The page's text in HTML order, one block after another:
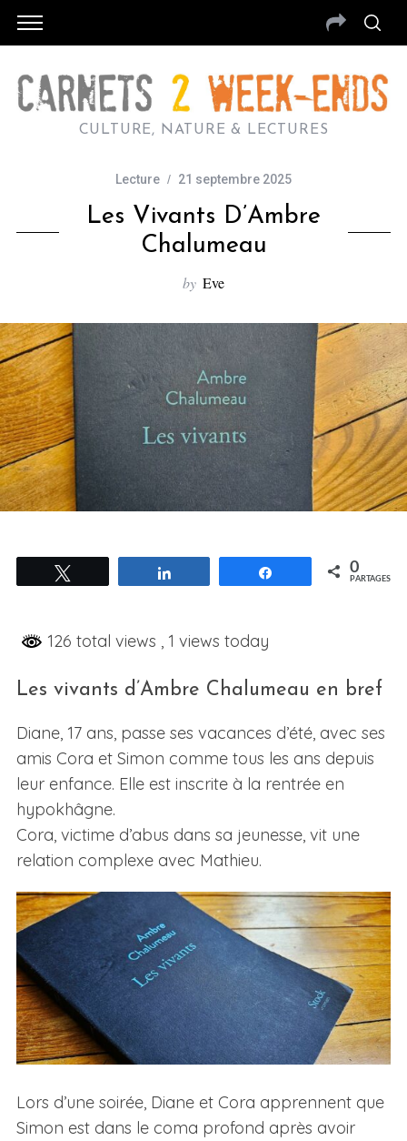
CULTURE, NATURE & LECTURES
Lecture 21 septembre 2025
Les Vivants D’Ambre
Chalumeau
by Eve
Partagez 0
PARTAGES
126 total views , 1 views today
Les vivants d’Ambre Chalumeau en bref
Diane, 17 ans, passe ses vacances d’été, avec ses
amis Cora et Simon comme tous les ans depuis
leur enfance. Elle est inscrite à la rentrée en
hypokhâgne.
Cora, victime d’abus dans sa jeunesse, vit une
relation complexe avec Mathieu.
Lors d’une soirée, Diane et Cora apprennent que
Simon est dans le coma profond après avoir